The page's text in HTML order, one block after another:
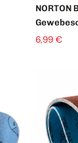
NORTON
6,99 €
Menge